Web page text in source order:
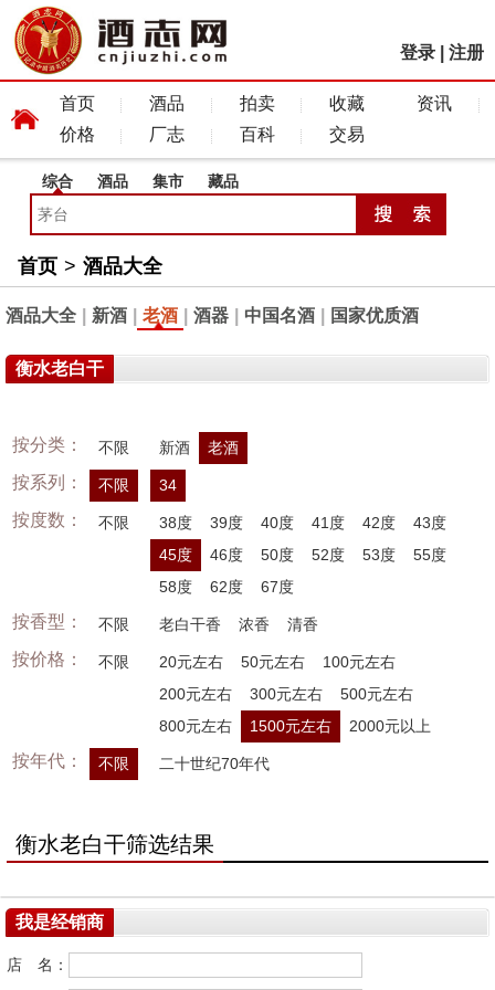
登录 注册
首页 酒品 拍卖 收藏
资讯
价格
厂志 百科 交易
综合 酒品 集市 藏品
首页 > 酒品大全
酒品大全 新酒 老酒 酒器 中国名酒 国家优质酒
衡水老白干
按分类： 不限 新酒 老酒
按系列： 不限 34
按度数： 不限 38度 39度 40度 41度 42度
43度
45度
46度 50度 52度 53度
55度
58度
62度 67度
按香型： 不限 老白干香 浓香 清香
按价格： 不限 20元左右 50元左右
100元左右
200元左右
300元左右
500元左右
800元左右
1500元左右 2000元以上
按年代： 不限 二十世纪70年代
衡水老白干筛选结果
我是经销商
店 名：